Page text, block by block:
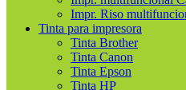
Impr. Riso
Tinta para impresora
Tinta Brother
Tinta Canon
Tinta Epson
Tinta HP